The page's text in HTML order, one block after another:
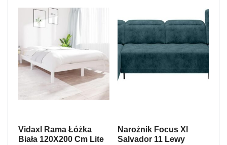
Vidaxl Rama Łóżka
Biała 120X200 Cm Lite
Narożnik Focus Xl
Salvador 11 Lewy